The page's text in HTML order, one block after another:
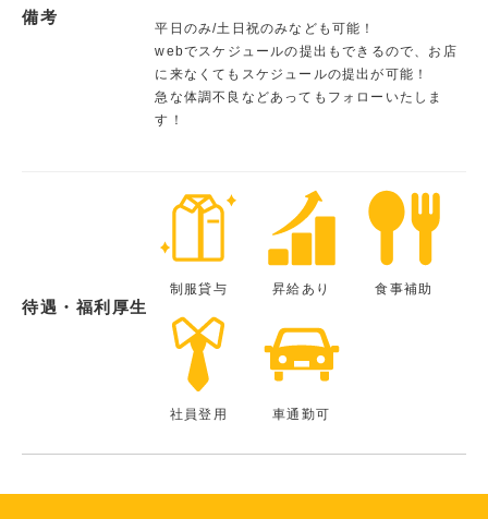
備考
平日のみ/土日祝のみなども可能！
webでスケジュールの提出もできるので、お店
に来なくてもスケジュールの提出が可能！
急な体調不良などあってもフォローいたしま
す！
待遇・福利厚生
制服貸与 昇給あり 食事補助
社員登用 車通勤可